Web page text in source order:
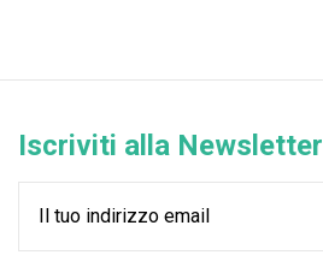
Iscriviti alla Newsletter